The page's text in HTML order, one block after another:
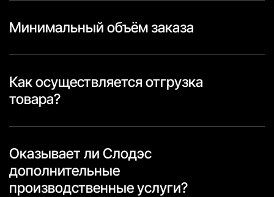
Минимальный объём заказа
Как осуществляется отгрузка
товара?
Оказывает ли Слодэс
дополнительные
производственные услуги?